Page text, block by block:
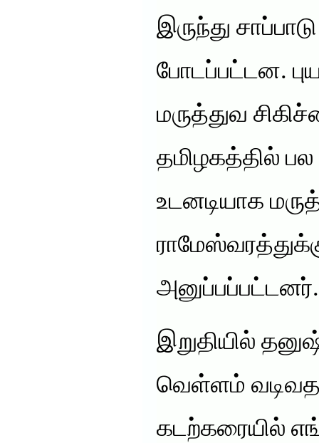
இருந்து
போடப்பட்டன.
மருத்துவ
தமிழகத்தில்
உடனடியாக
அனுப்பப்பட்டனர்.
இறுதியில்
வெள்ளம்
கடற்கரையில்